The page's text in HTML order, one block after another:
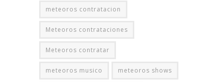
meteoros contratacion
Meteoros contrataciones
Meteoros contratar
meteoros musico meteoros shows